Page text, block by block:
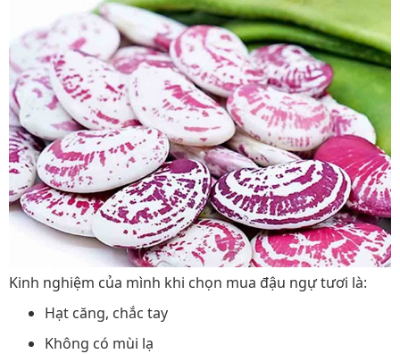
Kinh nghiệm của mình khi chọn mua đậu ngự tươi là:
Hạt căng, chắc tay
Không có mùi lạ